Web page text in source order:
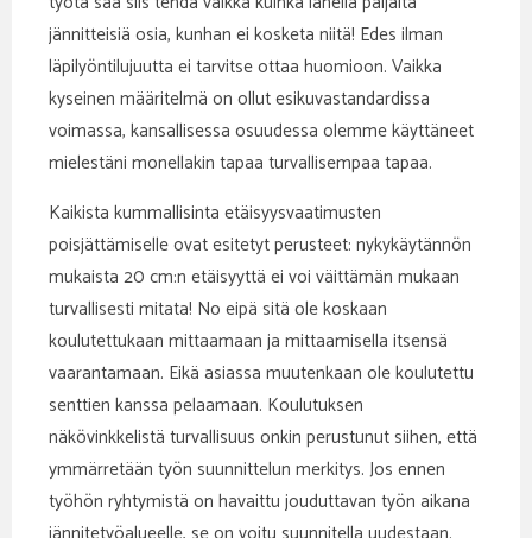
jännitteisiä osia, kunhan ei kosketa niitä! Edes ilman
läpilyöntilujuutta ei tarvitse ottaa huomioon. Vaikka
kyseinen määritelmä on ollut esikuvastandardissa
voimassa, kansallisessa osuudessa olemme käyttäneet
mielestäni monellakin tapaa turvallisempaa tapaa.
Kaikista kummallisinta etäisyysvaatimusten
poisjättämiselle ovat esitetyt perusteet: nykykäytännön
mukaista 20 cm:n etäisyyttä ei voi väittämän mukaan
turvallisesti mitata! No eipä sitä ole koskaan
koulutettukaan mittaamaan ja mittaamisella itsensä
vaarantamaan. Eikä asiassa muutenkaan ole koulutettu
senttien kanssa pelaamaan. Koulutuksen
näkövinkkelistä turvallisuus onkin perustunut siihen, että
ymmärretään työn suunnittelun merkitys. Jos ennen
työhön ryhtymistä on havaittu jouduttavan työn aikana